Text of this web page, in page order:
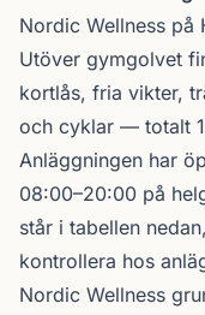
Nordic Wellness på
Utöver gymgolvet
kortlås, fria vikter,
och cyklar — totalt
Anläggningen har
08:00–20:00 på
står i tabellen
kontrollera hos
Nordic Wellness